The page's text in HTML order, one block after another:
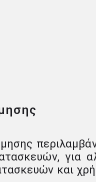
για
και